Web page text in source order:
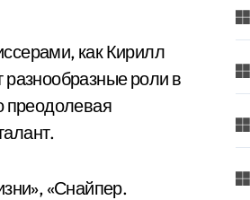
как Кирилл
разнообразные роли в
преодолевая
«Снайпер.